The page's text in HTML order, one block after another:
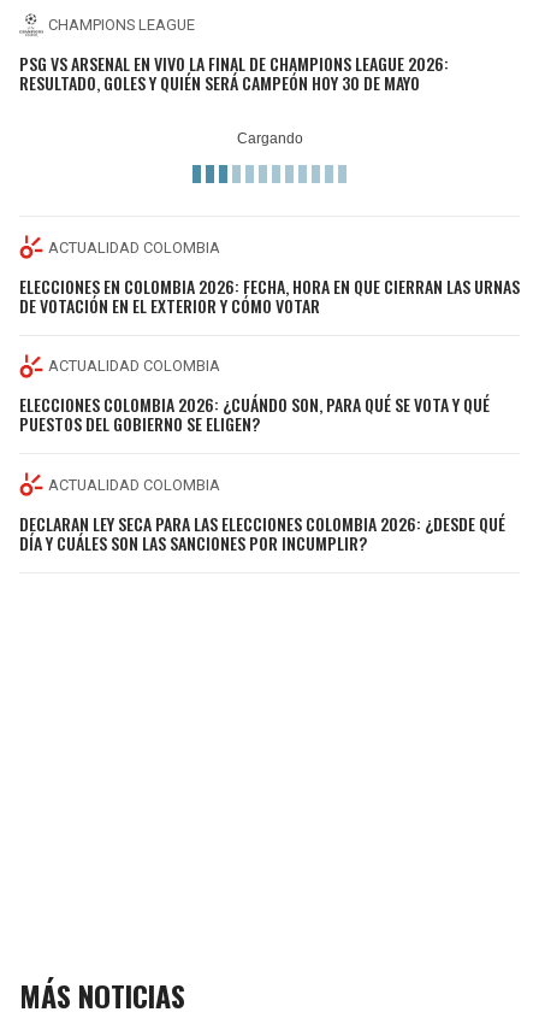
CHAMPIONS LEAGUE
PSG VS ARSENAL EN VIVO LA FINAL DE CHAMPIONS LEAGUE 2026:
RESULTADO, GOLES Y QUIÉN SERÁ CAMPEÓN HOY 30 DE MAYO
ACTUALIDAD COLOMBIA
ELECCIONES EN COLOMBIA 2026: FECHA, HORA EN QUE CIERRAN LAS URNAS
DE VOTACIÓN EN EL EXTERIOR Y CÓMO VOTAR
ACTUALIDAD COLOMBIA
ELECCIONES COLOMBIA 2026: ¿CUÁNDO SON, PARA QUÉ SE VOTA Y QUÉ
PUESTOS DEL GOBIERNO SE ELIGEN?
ACTUALIDAD COLOMBIA
DECLARAN LEY SECA PARA LAS ELECCIONES COLOMBIA 2026: ¿DESDE QUÉ
DÍA Y CUÁLES SON LAS SANCIONES POR INCUMPLIR?
MÁS NOTICIAS